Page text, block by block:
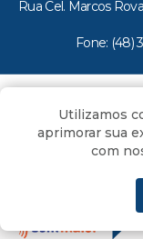
Rua Cel. Marcos
Fone: (48)
Todos os
Utilizamos
aprimorar sua
com